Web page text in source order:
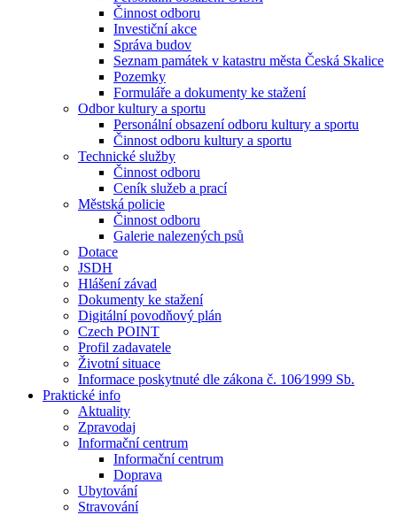
Činnost odboru
Investiční akce
Správa budov
Seznam památek v katastru města Česká Skalice
Pozemky
Formuláře a dokumenty ke stažení
Odbor kultury a sportu
Personální obsazení odboru kultury a sportu
Činnost odboru kultury a sportu
Technické služby
Činnost odboru
Ceník služeb a prací
Městská policie
Činnost odboru
Galerie nalezených psů
Dotace
JSDH
Hlášení závad
Dokumenty ke stažení
Digitální povodňový plán
Czech POINT
Profil zadavatele
Životní situace
Informace poskytnuté dle zákona č. 106⁄1999 Sb.
Praktické info
Aktuality
Zpravodaj
Informační centrum
Informační centrum
Doprava
Ubytování
Stravování